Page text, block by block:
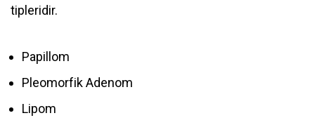
tipleridir.
Papillom
Pleomorfik Adenom
Lipom